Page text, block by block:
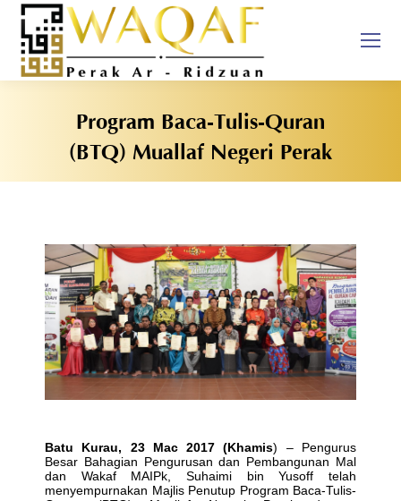
Program Baca-Tulis-Quran
(BTQ) Muallaf Negeri Perak
Batu Kurau, 23 Mac 2017 (Khamis) – Pengurus
Besar Bahagian Pengurusan dan Pembangunan Mal
dan Wakaf MAIPk, Suhaimi bin Yusoff telah
menyempurnakan Majlis Penutup Program Baca-Tulis-